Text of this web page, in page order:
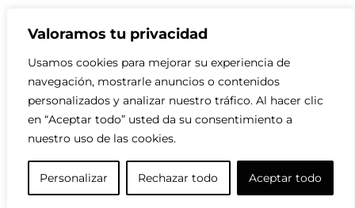
Valoramos tu privacidad
Usamos cookies para mejorar su experiencia de
navegación, mostrarle anuncios o contenidos
personalizados y analizar nuestro tráfico. Al hacer clic
en “Aceptar todo” usted da su consentimiento a
nuestro uso de las cookies.
Personalizar Rechazar todo Aceptar todo
Entradas recientes
Mánager contento (sin peloteo)
04/04/2025
Esto no hay por dónde cogerlo
30/09/2024
Más simple imposible
16/06/2024